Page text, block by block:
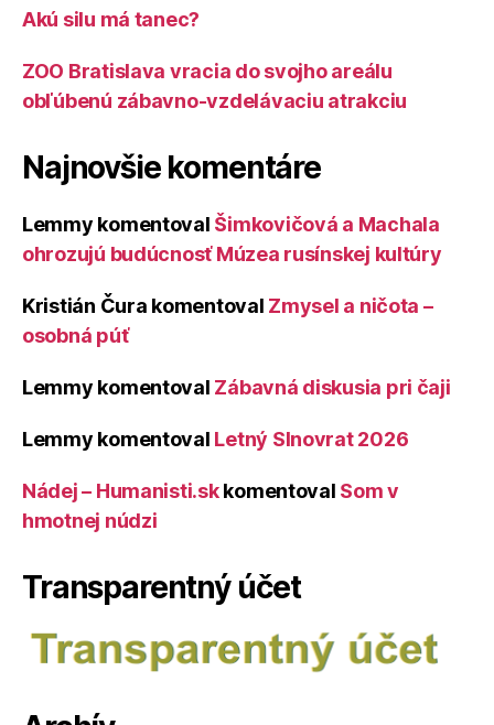
Akú silu má tanec?
ZOO Bratislava vracia do svojho areálu
obľúbenú zábavno-vzdelávaciu atrakciu
Najnovšie komentáre
Lemmy komentoval Šimkovičová a Machala
ohrozujú budúcnosť Múzea rusínskej kultúry
Kristián Čura komentoval Zmysel a ničota –
osobná púť
Lemmy komentoval Zábavná diskusia pri čaji
Lemmy komentoval Letný Slnovrat 2026
Nádej – Humanisti.skkomentoval Som v
hmotnej núdzi
Transparentný účet